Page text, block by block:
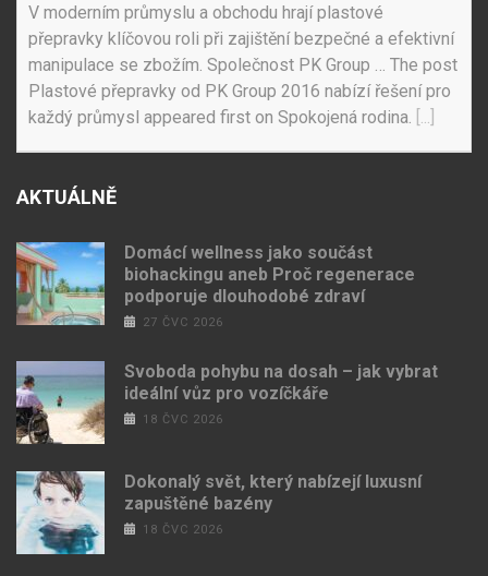
V moderním průmyslu a obchodu hrají plastové
přepravky klíčovou roli při zajištění bezpečné a efektivní
manipulace se zbožím. Společnost PK Group … The post
Plastové přepravky od PK Group 2016 nabízí řešení pro
každý průmysl appeared first on Spokojená rodina. [...]
AKTUÁLNĚ
Domácí wellness jako součást
biohackingu aneb Proč regenerace
podporuje dlouhodobé zdraví
27 ČVC 2026
Svoboda pohybu na dosah – jak vybrat
ideální vůz pro vozíčkáře
18 ČVC 2026
Dokonalý svět, který nabízejí luxusní
zapuštěné bazény
18 ČVC 2026